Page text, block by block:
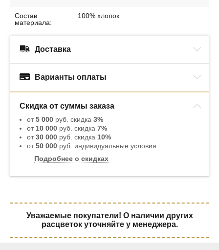
Состав
материала:
100% хлопок
Доставка
Варианты оплаты
Скидка от суммы заказа
от5 000 руб. скидка 3%
от 10 000 руб. скидка 7%
от30 000 руб. скидка 10%
от50 000 руб. индивидуальные условия
Подробнее о скидках
Уважаемые покупатели! О наличии других
расцветок уточняйте у менеджера.